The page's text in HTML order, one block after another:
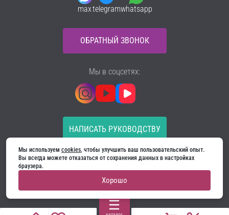
maxtelegramwhatsapp
ОБРАТНЫЙ ЗВОНОК
НАПИСАТЬ РУКОВОДСТВУ
Все материалы на сайте принадлежат компании
ООО «Ягуар-М» — входные и межкомнатные двери
Политика конфиденциальности
Договор оферты
Cookie
Мы в соцсетях:
Мы используем cookies, чтобы улучшить ваш пользовательский опыт.
Вы всегда можете отказаться от сохранения данных в настройках
браузера.
Хорошо